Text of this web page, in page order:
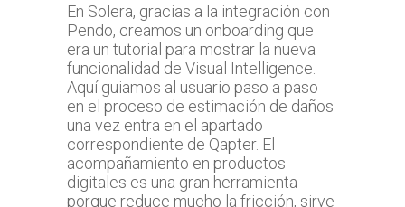
En Solera, gracias a la integración con
Pendo, creamos un onboarding que
era un tutorial para mostrar la nueva
funcionalidad de Visual Intelligence.
Aquí guiamos al usuario paso a paso
en el proceso de estimación de daños
una vez entra en el apartado
correspondiente de Qapter. El
acompañamiento en productos
digitales es una gran herramienta
porque reduce mucho la fricción, sirve